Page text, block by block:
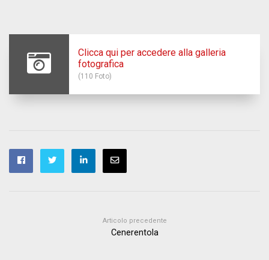
Clicca qui per accedere alla galleria
fotografica
(110 Foto)
Articolo precedente
Cenerentola